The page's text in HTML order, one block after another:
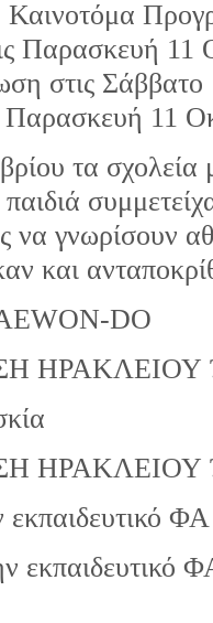
Καινοτόμα
Παρασκευή 11
στις
Παρασκευή 11
τα σχολεία
να γνωρίσουν
και
DO
ΗΡΑΚΛΕΙΟΥ ?
εκπαιδευτικό
εκπαιδευτικό